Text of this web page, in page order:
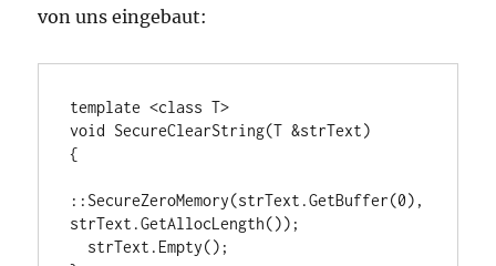
von uns eingebaut:
template <class T>
void SecureClearString(T &strText)
{
::SecureZeroMemory(strText.GetBuffer(0),
strText.GetAllocLength());